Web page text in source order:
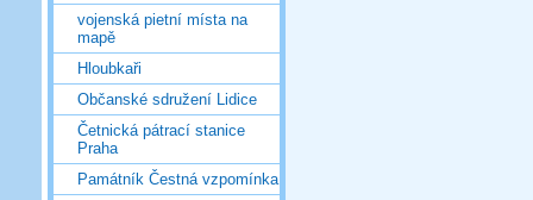
vojenská pietní místa na
mapě
Hloubkaři
Občanské sdružení Lidice
Četnická pátrací stanice
Praha
Památník Čestná vzpomínka